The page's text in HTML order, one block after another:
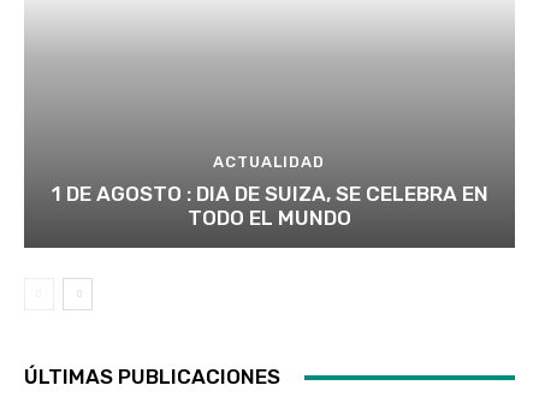
ACTUALIDAD
1 DE AGOSTO : DIA DE SUIZA, SE CELEBRA EN
TODO EL MUNDO
ÚLTIMAS PUBLICACIONES